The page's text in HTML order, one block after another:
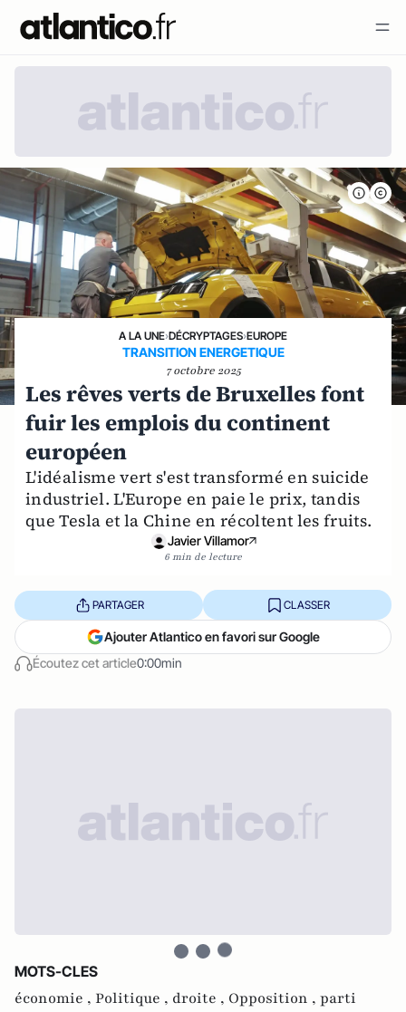
A LA UNE›DÉCRYPTAGES›EUROPE
TRANSITION ENERGETIQUE
7 octobre 2025
Les rêves verts de Bruxelles font
fuir les emplois du continent
européen
L'idéalisme vert s'est transformé en suicide
industriel. L'Europe en paie le prix, tandis
que Tesla et la Chine en récoltent les fruits.
Javier Villamor
6 min de lecture
Écoutez cet article0:00min
PARTAGER CLASSER
Ajouter Atlantico en favori sur Google
MOTS-CLES
économie , Politique , droite , Opposition , parti